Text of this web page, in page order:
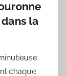
la
chaque